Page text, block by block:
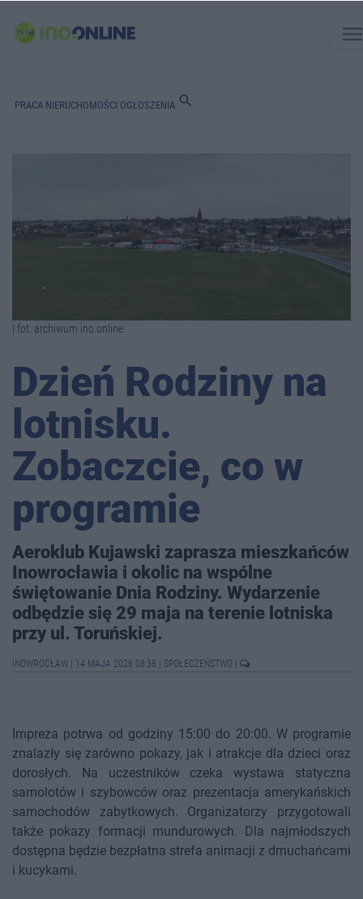
PRACA NIERUCHOMOŚCI OGŁOSZENIA search
| fot. archiwum ino.online
Dzień Rodziny na
lotnisku.
Zobaczcie, co w
programie
Aeroklub Kujawski zaprasza mieszkańców
Inowrocławia i okolic na wspólne
świętowanie Dnia Rodziny. Wydarzenie
odbędzie się 29 maja na terenie lotniska
przy ul. Toruńskiej.
INOWROCŁAW 14 MAJA 2026 08:38 SPOŁECZEŃSTWO
Impreza potrwa od godziny 15:00 do 20:00. W programie
znalazły się zarówno pokazy, jak i atrakcje dla dzieci oraz
dorosłych. Na uczestników czeka wystawa statyczna
samolotów i szybowców oraz prezentacja amerykańskich
samochodów zabytkowych. Organizatorzy przygotowali
także pokazy formacji mundurowych. Dla najmłodszych
dostępna będzie bezpłatna strefa animacji z dmuchańcami
i kucykami.